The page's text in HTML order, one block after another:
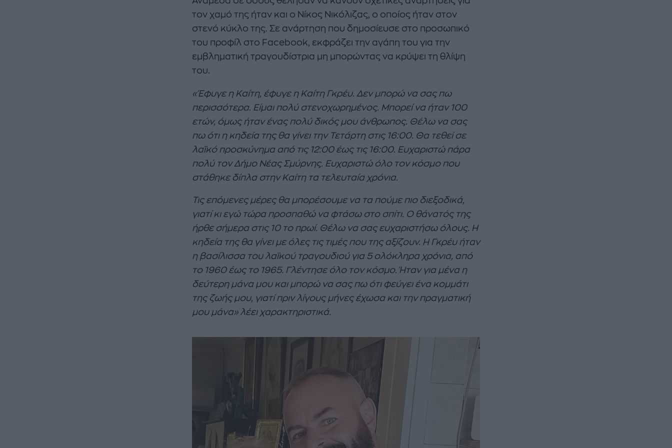
τον χαμό της ήταν και ο Νίκος Νικόλιζας, ο οποίος ήταν στον
στενό κύκλο της. Σε ανάρτηση που δημοσίευσε στο προσωπικό
του προφίλ στο Facebook, εκφράζει την αγάπη του για την
εμβληματική τραγουδίστρια μη μπορώντας να κρύψει τη θλίψη
του.
«Έφυγε η Καίτη, έφυγε η Καίτη Γκρέυ. Δεν μπορώ να σας πω
περισσότερα. Είμαι πολύ στενοχωρημένος. Μπορεί να ήταν 100
ετών, όμως ήταν ένας πολύ δικός μου άνθρωπος. Θέλω να σας
πω ότι η κηδεία της θα γίνει την Τετάρτη στις 16:00. Θα τεθεί σε
λαϊκό προσκύνημα από τις 12:00 έως τις 16:00. Ευχαριστώ πάρα
πολύ τον Δήμο Νέας Σμύρνης. Ευχαριστώ όλο τον κόσμο που
στάθηκε δίπλα στην Καίτη τα τελευταία χρόνια.
Τις επόμενες μέρες θα μπορέσουμε να τα πούμε πιο διεξοδικά,
γιατί κι εγώ τώρα προσπαθώ να φτάσω στο σπίτι. Ο θάνατός της
ήρθε σήμερα στις 10 το πρωί. Θέλω να σας ευχαριστήσω όλους. Η
κηδεία της θα γίνει με όλες τις τιμές που της αξίζουν. Η Γκρέυ ήταν
η βασίλισσα του λαϊκού τραγουδιού για 5 ολόκληρα χρόνια, από
το 1960 έως το 1965. Γλέντησε όλο τον κόσμο. Ήταν για μένα η
δεύτερη μάνα μου και μπορώ να σας πω ότι φεύγει ένα κομμάτι
της ζωής μου, γιατί πριν λίγους μήνες έχωσα και την πραγματική
μου μάνα» λέει χαρακτηριστικά.